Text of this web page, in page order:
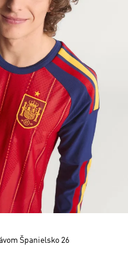
Španielsko 26